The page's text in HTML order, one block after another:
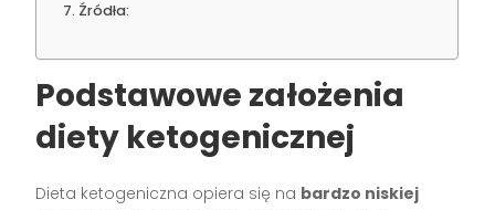
Źródła:
Podstawowe założenia
diety ketogenicznej
Dieta ketogeniczna opiera się na bardzo niskiej